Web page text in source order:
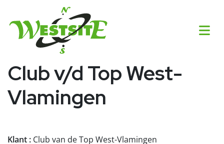
Club v/d Top West-
Vlamingen
Klant : Club van de Top West-Vlamingen